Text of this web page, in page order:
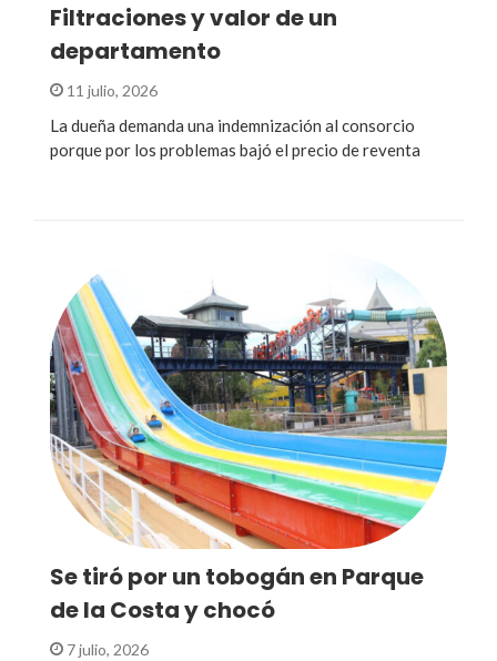
Filtraciones y valor de un
departamento
11 julio, 2026
La dueña demanda una indemnización al consorcio
porque por los problemas bajó el precio de reventa
Se tiró por un tobogán en Parque
de la Costa y chocó
7 julio, 2026